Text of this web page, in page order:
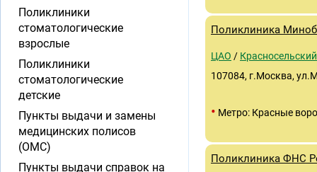
Поликлиника
ЦАО / Красносельский
107084, г.Москва,
• Метро: Красные
Поликлиника ФНС
Поликлиники
стоматологические
взрослые
Поликлиники
стоматологические
детские
Пункты выдачи и замены
медицинских полисов
(ОМС)
Пункты выдачи справок на